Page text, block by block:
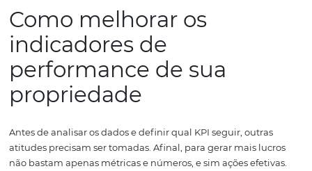
hóspedes, os índices de lucro podem melhorar
consideravelmente.
Manter a gestão focada no RevPAR
fazer com que você desconsidere
vendas
muito interessantes. Isso porque o
consumidor afeta seus indicadores. Já que o TrevPar
outras dependências que colaboram para a melhor
do hóspede.
Como exemplo, pense em um hotel que
spa,entretenimento para as crianças e outros atrativos
demandados pelos hóspedes. A lucratividade do